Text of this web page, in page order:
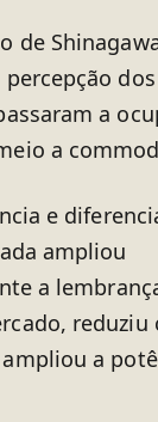
de
a
a
e
ampliou
a
reduziu
a